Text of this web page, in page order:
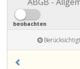
beobachten